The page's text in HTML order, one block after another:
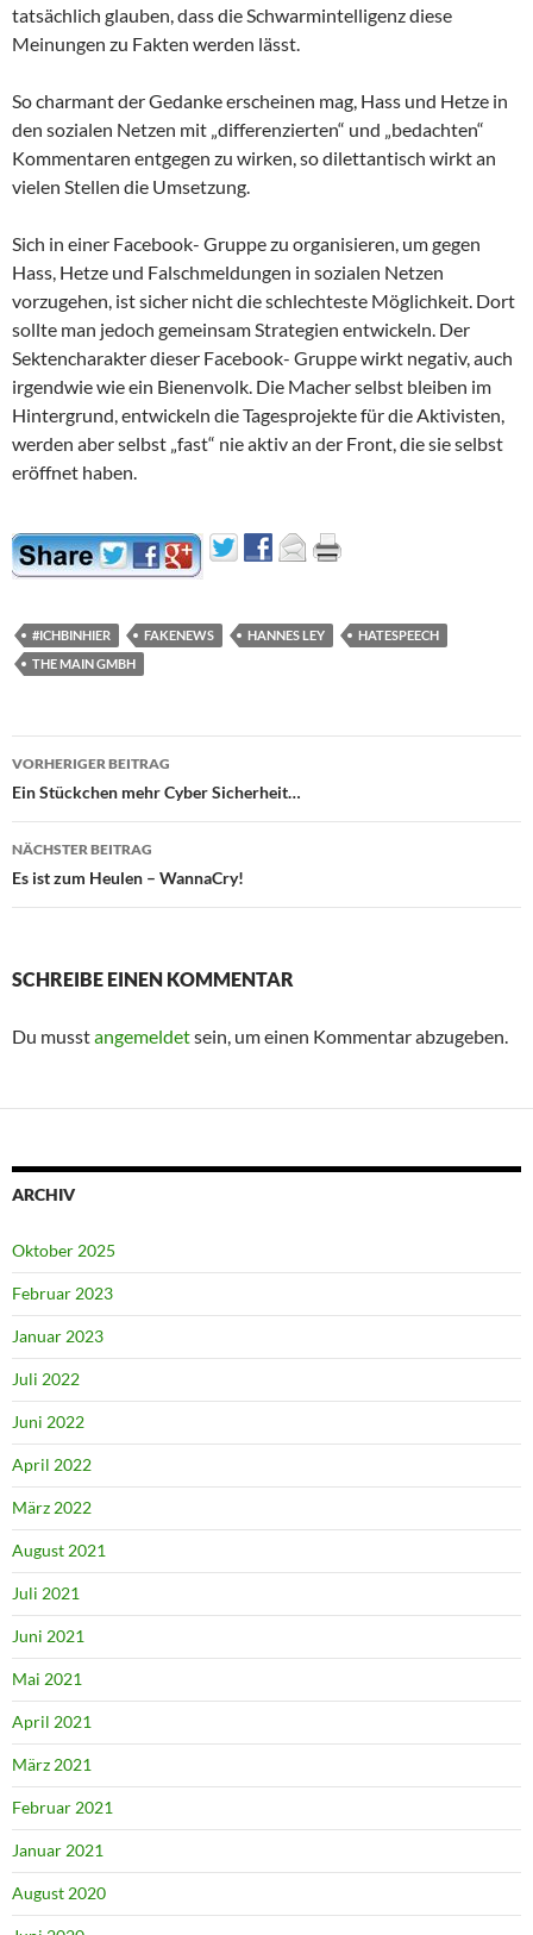
tatsächlich glauben, dass die Schwarmintelligenz diese
Meinungen zu Fakten werden lässt.
So charmant der Gedanke erscheinen mag, Hass und Hetze in
den sozialen Netzen mit „differenzierten“ und „bedachten“
Kommentaren entgegen zu wirken, so dilettantisch wirkt an
vielen Stellen die Umsetzung.
Sich in einer Facebook- Gruppe zu organisieren, um gegen
Hass, Hetze und Falschmeldungen in sozialen Netzen
vorzugehen, ist sicher nicht die schlechteste Möglichkeit. Dort
sollte man jedoch gemeinsam Strategien entwickeln. Der
Sektencharakter dieser Facebook- Gruppe wirkt negativ, auch
irgendwie wie ein Bienenvolk. Die Macher selbst bleiben im
Hintergrund, entwickeln die Tagesprojekte für die Aktivisten,
werden aber selbst „fast“ nie aktiv an der Front, die sie selbst
eröffnet haben.
#ICHBINHIER FAKENEWS HANNES LEY
HATESPEECH
THE MAIN GMBH
Beitragsnavigation
VORHERIGER BEITRAG
Ein Stückchen mehr Cyber Sicherheit…
NÄCHSTER BEITRAG
Es ist zum Heulen – WannaCry!
SCHREIBE EINEN KOMMENTAR
Du musstangemeldetsein, um einen Kommentar abzugeben.
ARCHIV
Oktober 2025
Februar 2023
Januar 2023
Juli 2022
Juni 2022
April 2022
März 2022
August 2021
Juli 2021
Juni 2021
Mai 2021
April 2021
März 2021
Februar 2021
Januar 2021
August 2020